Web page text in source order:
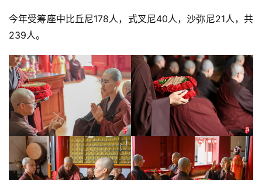
今年受筹座中比丘尼178人，式叉尼40人，沙弥尼21人，共
239人。